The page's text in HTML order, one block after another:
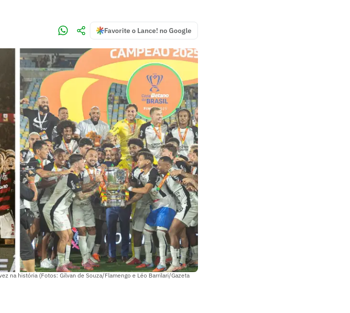
Favorite o Lance! no Google
na história (Fotos: Gilvan de Souza/Flamengo e Léo Barrilari/Gazeta